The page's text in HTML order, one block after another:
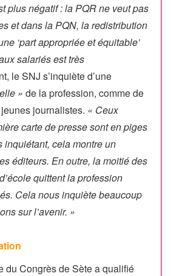
plus négatif : la PQR ne veut pas
et dans la PQN, la redistribution
‘part appropriée et équitable’
salariés est très
le SNJ s’inquiète d’une
» de la profession, comme de
journalistes. « Ceux
carte de presse sont en piges
inquiétant, cela montre un
éditeurs. En outre, la moitié des
quittent la profession
Cela nous inquiète beaucoup
sur l’avenir. »
du Congrès de Sète a qualifié